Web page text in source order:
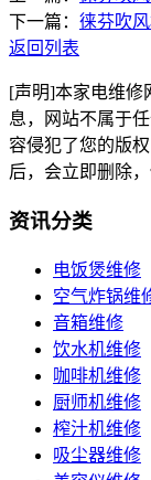
下一篇： 徕芬吹
返回列表
[声明]本家电维修
息，网站不属于
容侵犯了您的版
后，会立即删除
资讯分类
电饭煲维修
空气炸锅维
音箱维修
饮水机维修
咖啡机维修
厨师机维修
榨汁机维修
吸尘器维修